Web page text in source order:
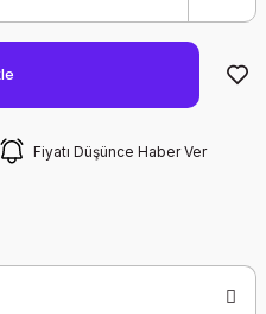
Fiyatı Düşünce Haber Ver